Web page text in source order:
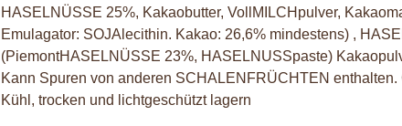
HASELNÜSSE 25%, Kakaobutter, VollMILCHpulver,
Emulagator: SOJAlecithin. Kakao: 26,6% mindestens) ,
(PiemontHASELNÜSSE 23%, HASELNUSSpaste)
Kann Spuren von anderen SCHALENFRÜCHTEN enthalten.
Kühl, trocken und lichtgeschützt lagern